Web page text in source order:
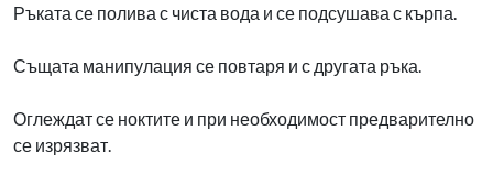
Ръката се полива с чиста вода и се подсушава с кърпа.
Същата манипулация се повтаря и с другата ръка.
Оглеждат се ноктите и при необходимост предварително
се изрязват.